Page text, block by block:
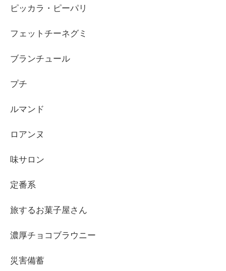
ピッカラ・ピーパリ
フェットチーネグミ
ブランチュール
プチ
ルマンド
ロアンヌ
味サロン
定番系
旅するお菓子屋さん
濃厚チョコブラウニー
災害備蓄